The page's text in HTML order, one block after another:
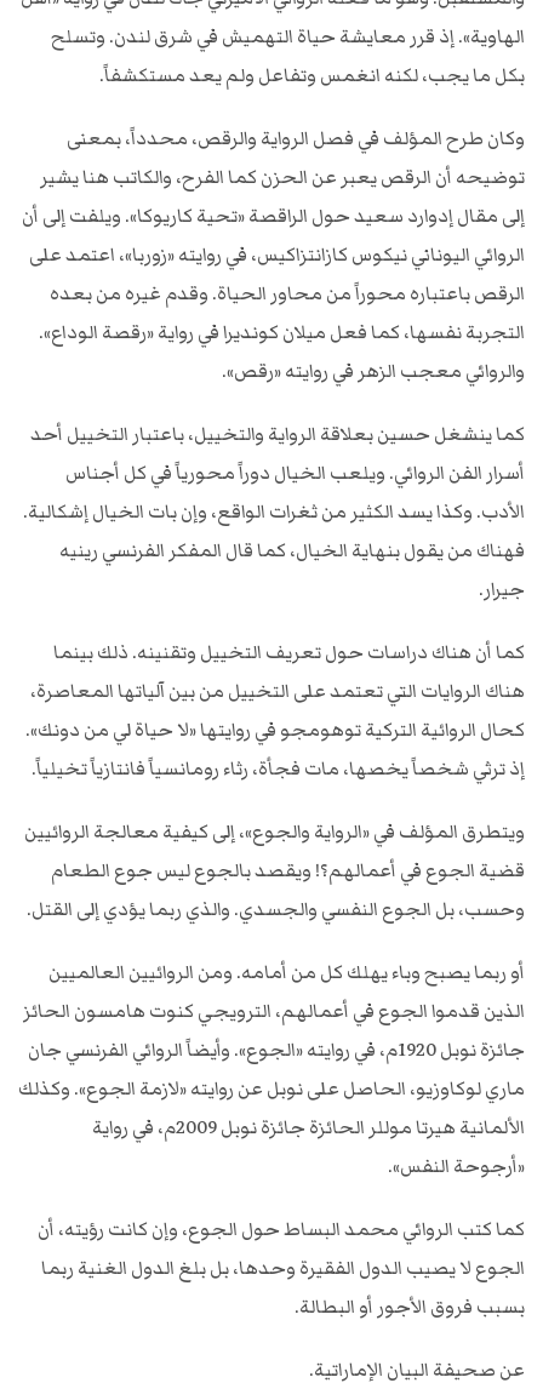
الهاوية». إذ قرر معايشة حياة التهميش في شرق لندن. وتسلح
بكل ما يجب، لكنه انغمس وتفاعل ولم يعد مستكشفاً.
وكان طرح المؤلف في فصل الرواية والرقص، محدداً، بمعنى
توضيحه أن الرقص يعبر عن الحزن كما الفرح، والكاتب هنا يشير
إلى مقال إدوارد سعيد حول الراقصة «تحية كاريوكا». ويلفت إلى أن
الروائي اليوناني نيكوس كازانتزاكيس، في روايته «زوربا»، اعتمد على
الرقص باعتباره محوراً من محاور الحياة. وقدم غيره من بعده
التجربة نفسها، كما فعل ميلان كونديرا في رواية «رقصة الوداع».
والروائي معجب الزهر في روايته «رقص».
كما ينشغل حسين بعلاقة الرواية والتخييل، باعتبار التخييل أحد
أسرار الفن الروائي. ويلعب الخيال دوراً محورياً في كل أجناس
الأدب. وكذا يسد الكثير من ثغرات الواقع، وإن بات الخيال إشكالية.
فهناك من يقول بنهاية الخيال، كما قال المفكر الفرنسي رينيه
جيرار.
كما أن هناك دراسات حول تعريف التخييل وتقنينه. ذلك بينما
هناك الروايات التي تعتمد على التخييل من بين آلياتها المعاصرة،
كحال الروائية التركية توهومجو في روايتها «لا حياة لي من دونك».
إذ ترثي شخصاً يخصها، مات فجأة، رثاء رومانسياً فانتازياً تخيلياً.
ويتطرق المؤلف في «الرواية والجوع»، إلى كيفية معالجة الروائيين
قضية الجوع في أعمالهم؟! ويقصد بالجوع ليس جوع الطعام
وحسب، بل الجوع النفسي والجسدي. والذي ربما يؤدي إلى القتل.
أو ربما يصبح وباء يهلك كل من أمامه. ومن الروائيين العالميين
الذين قدموا الجوع في أعمالهم، الترويجي كنوت هامسون الحائز
جائزة نوبل 1920م، في روايته «الجوع». وأيضاً الروائي الفرنسي جان
ماري لوكاوزيو، الحاصل على نوبل عن روايته «لازمة الجوع». وكذلك
الألمانية هيرتا موللر الحائزة جائزة نوبل 2009م، في رواية
«أرجوحة النفس».
كما كتب الروائي محمد البساط حول الجوع، وإن كانت رؤيته، أن
الجوع لا يصيب الدول الفقيرة وحدها، بل بلغ الدول الغنية ربما
بسبب فروق الأجور أو البطالة.
عن صحيفة البيان الإماراتية.